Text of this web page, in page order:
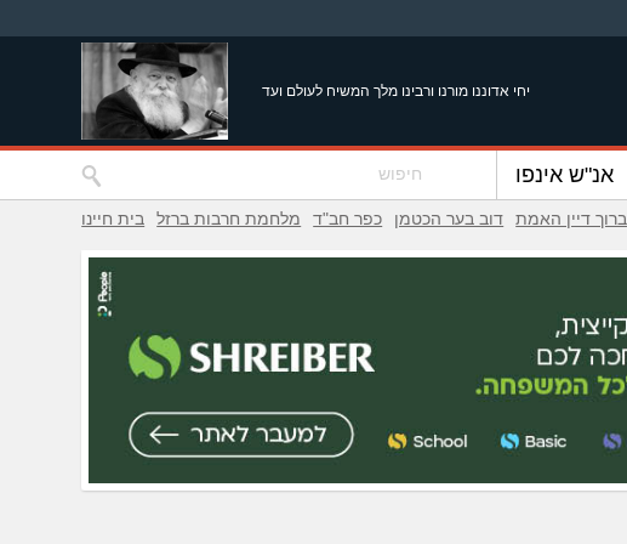
יחי אדוננו מורנו ורבינו מלך המשיח לעולם ועד
אנ"ש אינפו
ברוך דיין האמת דוב בער הכטמן כפר חב"ד מלחמת חרבות ברזל בית חיינו